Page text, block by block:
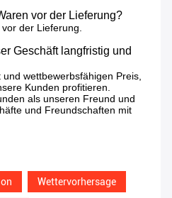
vor der Lieferung?
der Lieferung.
Geschäft langfristig und
wettbewerbsfähigen Preis,
Kunden profitieren.
als unseren Freund und
und Freundschaften mit
Wettervorhersage